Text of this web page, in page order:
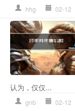
hhg 02-12
认为，仅仅...
gnb 02-12